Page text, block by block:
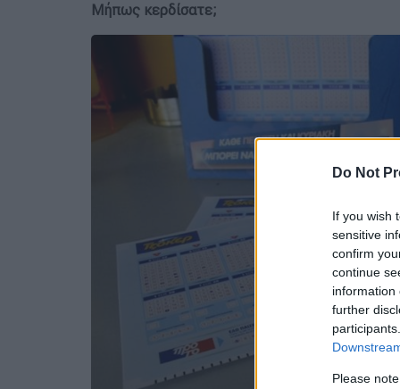
Do Not
If you wish
sensitive
confirm
continue
information
further
Please
Μήπως κερδίσατε;